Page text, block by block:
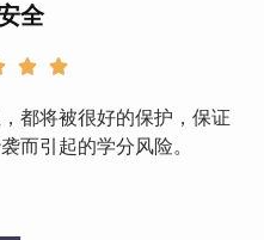
全
 
都将被很好的保护，保证
而引起的学分风险。